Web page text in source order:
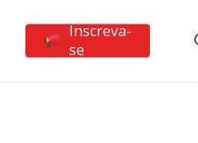
Inscreva-
se